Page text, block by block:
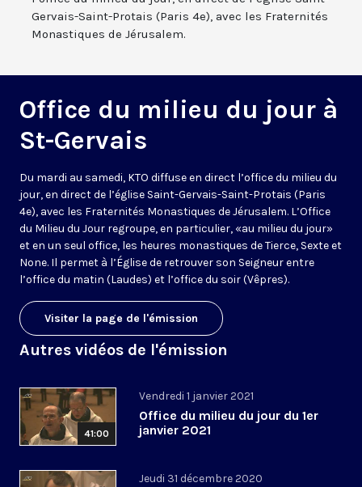
Gervais-Saint-Protais (Paris 4e), avec les Fraternités
Monastiques de Jérusalem.
Office du milieu du jour à
St-Gervais
Du mardi au samedi, KTO diffuse en direct l’office du milieu du
jour, en direct de l’église Saint-Gervais-Saint-Protais (Paris
4e), avec les Fraternités Monastiques de Jérusalem. L’Office
du Milieu du Jour regroupe, en particulier, «au milieu du jour»
et en un seul office, les heures monastiques de Tierce, Sexte et
None. Il permet à l’Église de retrouver son Seigneur entre
l’office du matin (Laudes) et l’office du soir (Vêpres).
Visiter la page de l'émission
Autres vidéos de l'émission
41:00
Vendredi 1 janvier 2021
Office du milieu du jour du 1er
janvier 2021
Jeudi 31 décembre 2020